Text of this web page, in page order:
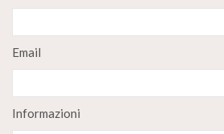
Email
Informazioni